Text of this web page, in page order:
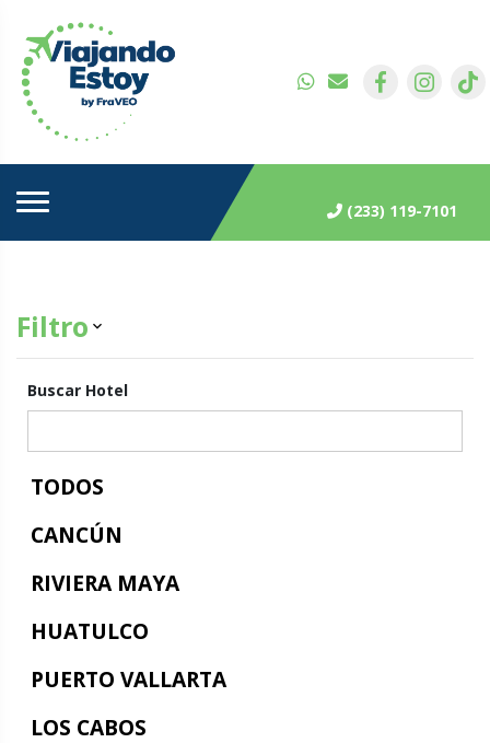
(233) 119-7101
Filtro keyboard_arrow_down
Buscar Hotel
TODOS
CANCÚN
RIVIERA MAYA
HUATULCO
PUERTO VALLARTA
LOS CABOS